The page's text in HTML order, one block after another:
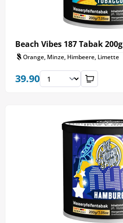
Beach Vibes 187 Tabak 200g
Orange, Minze, Himbeere, Limette
39.90